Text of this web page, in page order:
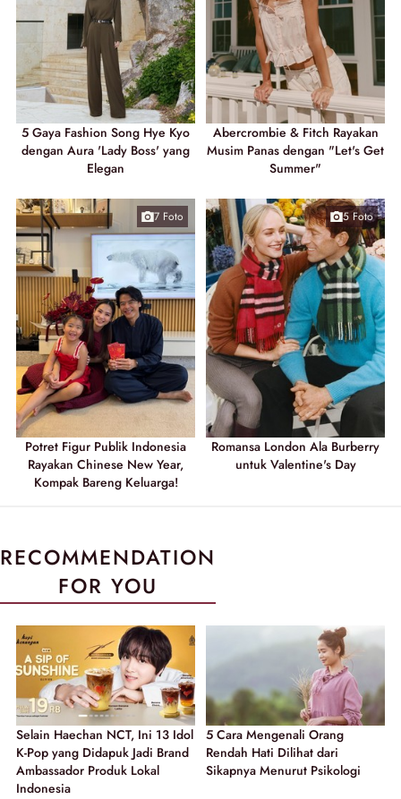
5 Gaya Fashion Song Hye Kyo
dengan Aura 'Lady Boss' yang
Elegan
Abercrombie & Fitch Rayakan
Musim Panas dengan "Let's Get
Summer"
7 Foto
Potret Figur Publik Indonesia
Rayakan Chinese New Year,
Kompak Bareng Keluarga!
5 Foto
Romansa London Ala Burberry
untuk Valentine's Day
RECOMMENDATION
FOR YOU
Selain Haechan NCT, Ini 13 Idol
K-Pop yang Didapuk Jadi Brand
Ambassador Produk Lokal
Indonesia
5 Cara Mengenali Orang
Rendah Hati Dilihat dari
Sikapnya Menurut Psikologi